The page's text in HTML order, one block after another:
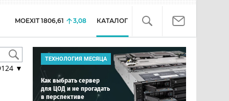
MOEXIT 1806,61 3,08 КАТАЛОГ
▼
ТЕХНОЛОГИЯ МЕСЯЦА
Как выбрать сервер
для ЦОД и не прогадать
в перспективе